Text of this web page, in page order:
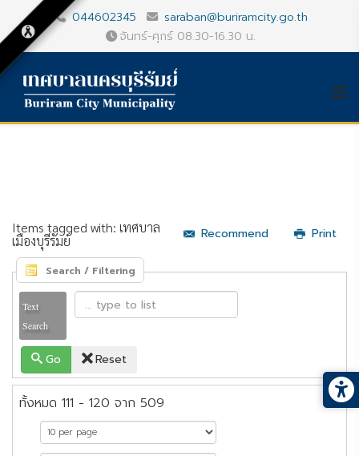
044602345
saraban@buriramcity.go.th
จันทร์-ศุกร์ 08.30-16.30 น.
Recommend Print
Items tagged with: เทศบาล
เมืองบุรีรัมย์
Search / Filtering
Text
Search
Go Reset
ทั้งหมด 111 - 120 จาก 509